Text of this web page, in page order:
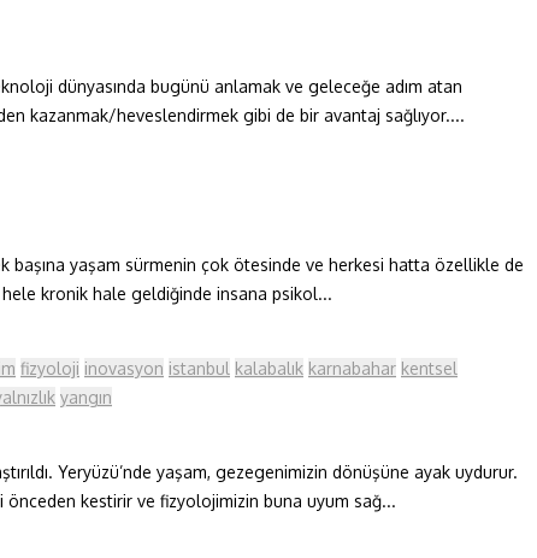
dünyasında bugünü anlamak ve geleceğe adım atan
kazanmak/heveslendirmek gibi de bir avantaj sağlıyor....
başına yaşam sürmenin çok ötesinde ve herkesi hatta özellikle de
hele kronik hale geldiğinde insana psikol...
fizyoloji inovasyon istanbul kalabalık karnabahar kentsel
yangın
Yeryüzü’nde yaşam, gezegenimizin dönüşüne ayak uydurur.
önceden kestirir ve fizyolojimizin buna uyum sağ...